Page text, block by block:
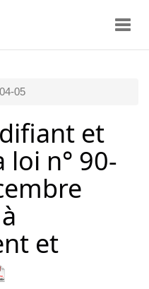
05
et
n° 90-
et